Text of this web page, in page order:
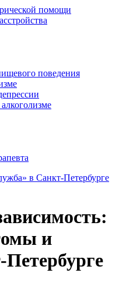
помощи
поведения
в Санкт-Петербурге
и